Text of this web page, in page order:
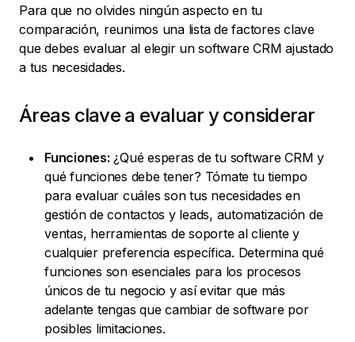
Para que no olvides ningún aspecto en tu
comparación, reunimos una lista de factores clave
que debes evaluar al elegir un software CRM ajustado
a tus necesidades.
Áreas clave a evaluar y considerar
Funciones: ¿Qué esperas de tu software CRM y
qué funciones debe tener? Tómate tu tiempo
para evaluar cuáles son tus necesidades en
gestión de contactos y leads, automatización de
ventas, herramientas de soporte al cliente y
cualquier preferencia específica. Determina qué
funciones son esenciales para los procesos
únicos de tu negocio y así evitar que más
adelante tengas que cambiar de software por
posibles limitaciones.